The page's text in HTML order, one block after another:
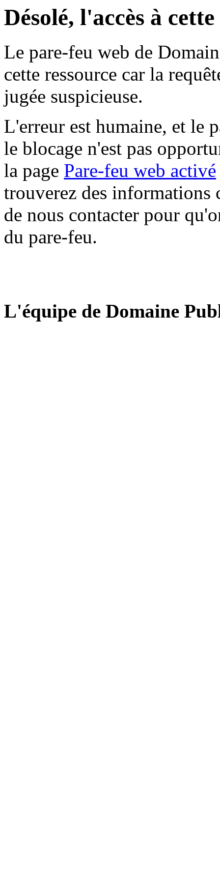
Désolé, l'accès à
Le pare-feu web de
cette ressource car la
jugée suspicieuse.
L'erreur est humaine, et le
le blocage n'est pas
la page Pare-feu web activé
trouverez des informations
de nous contacter pour
du pare-feu.
L'équipe de Domaine